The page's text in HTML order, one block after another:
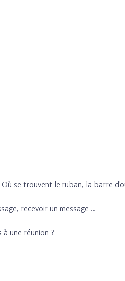
se trouvent le ruban, la barre
recevoir un message …
une réunion ?